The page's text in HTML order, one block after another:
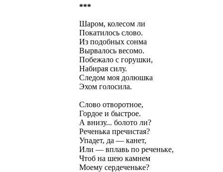
***
Шаром, колесом ли
Покатилось слово.
Из подобных сонма
Вырвалось весомо.
Побежало с горушки,
Набирая силу.
Следом моя долюшка
Эхом голосила.
Слово отворотное,
Гордое и быстрое.
А внизу... болото ли?
Реченька пречистая?
Упадет, да — канет,
Или — вплавь по реченьке,
Чтоб на шею камнем
Моему сердеченьке?